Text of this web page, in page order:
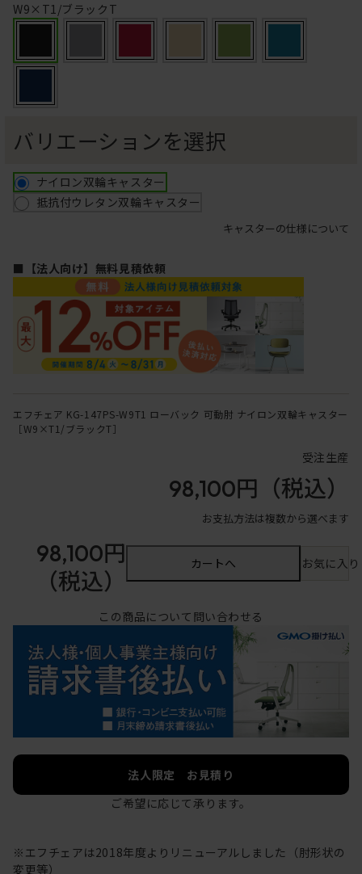
W9×T1/ブラックT
バリエーションを選択
ナイロン双輪キャスター
抵抗付ウレタン双輪キャスター
キャスターの仕様について
■【法人向け】無料見積依頼
エフチェア KG-147PS-W9T1 ローバック 可動肘 ナイロン双輪キャスター
［W9×T1/ブラックT］
受注生産
98,100円 （税込）
お支払方法は複数から選べます
98,100円
（税込）
カートへ お気に入
この商品について問い合わせる
法人限定 お見積り
ご希望に応じて承ります。
※エフチェアは2018年度よりリニューアルしました（肘形状の
変更等）